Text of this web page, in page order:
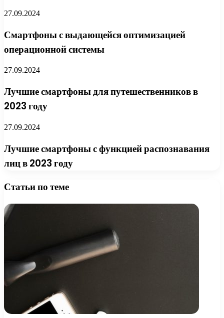
27.09.2024
Смартфоны с выдающейся оптимизацией
операционной системы
27.09.2024
Лучшие смартфоны для путешественников в
2023 году
27.09.2024
Лучшие смартфоны с функцией распознавания
лиц в 2023 году
Статьи по теме